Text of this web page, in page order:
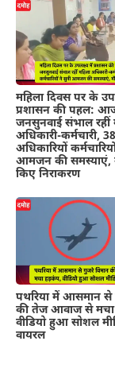
महिला दिवस पर के
प्रशासन की पहल:
जनसुनवाई संभाल रहीं
अधिकारी-कर्मचारी, 38
अधिकारियों
आमजन की समस्याएं,
किए निराकरण
पथरिया में आसमान से
की तेज आवाज से
वीडियो हुआ सोशल
वायरल